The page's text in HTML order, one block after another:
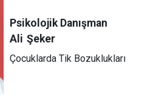
Psikolojik Danışman
Ali Şeker
Çocuklarda Tik Bozuklukları